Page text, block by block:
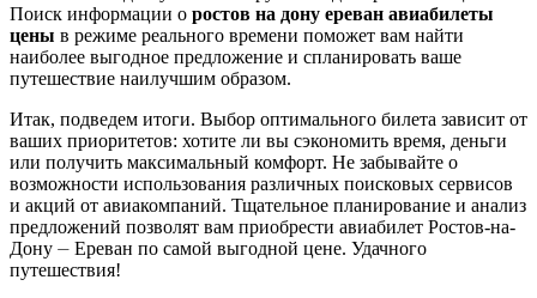
Поиск информации о ростов на дону ереван авиабилеты
цены в режиме реального времени поможет вам найти
наиболее выгодное предложение и спланировать ваше
путешествие наилучшим образом.
Итак, подведем итоги. Выбор оптимального билета зависит от
ваших приоритетов: хотите ли вы сэкономить время, деньги
или получить максимальный комфорт. Не забывайте о
возможности использования различных поисковых сервисов
и акций от авиакомпаний. Тщательное планирование и анализ
предложений позволят вам приобрести авиабилет Ростов-на-
Дону ⏤ Ереван по самой выгодной цене. Удачного
путешествия!